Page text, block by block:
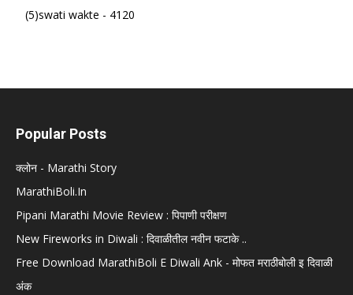
(5)swati wakte - 4120
Popular Posts
क्लोन - Marathi Story
MarathiBoli.In
Pipani Marathi Movie Review : पिपाणी परीक्षण
New Fireworks in Diwali : दिवाळीतील नवीन फटाके ..
Free Download MarathiBoli E Diwali Ank - मोफत मराठीबोली इ दिवाळी
अंक